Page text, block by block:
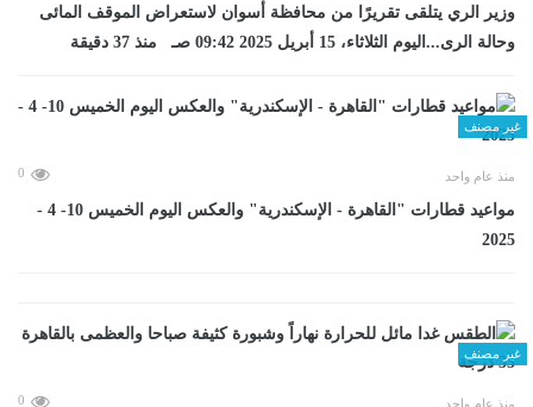
وزير الري يتلقى تقريرًا من محافظة أسوان لاستعراض الموقف المائى
وحالة الرى...اليوم الثلاثاء، 15 أبريل 2025 09:42 صـ منذ 37 دقيقة
غير مصنف
منذ عام واحد 0
مواعيد قطارات "القاهرة - الإسكندرية" والعكس اليوم الخميس 10- 4 -
2025
غير مصنف
منذ عام واحد 0